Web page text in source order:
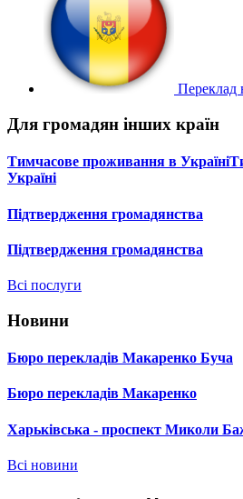
Переклад
Для громадян інших країн
Тимчасове проживання в
Україні
Підтвердження громадянства
Підтвердження громадянства
Всі послуги
Новини
Бюро перекладів Макаренко Буча
Бюро перекладів Макаренко
Харьківська - проспект Миколи
Всі новини